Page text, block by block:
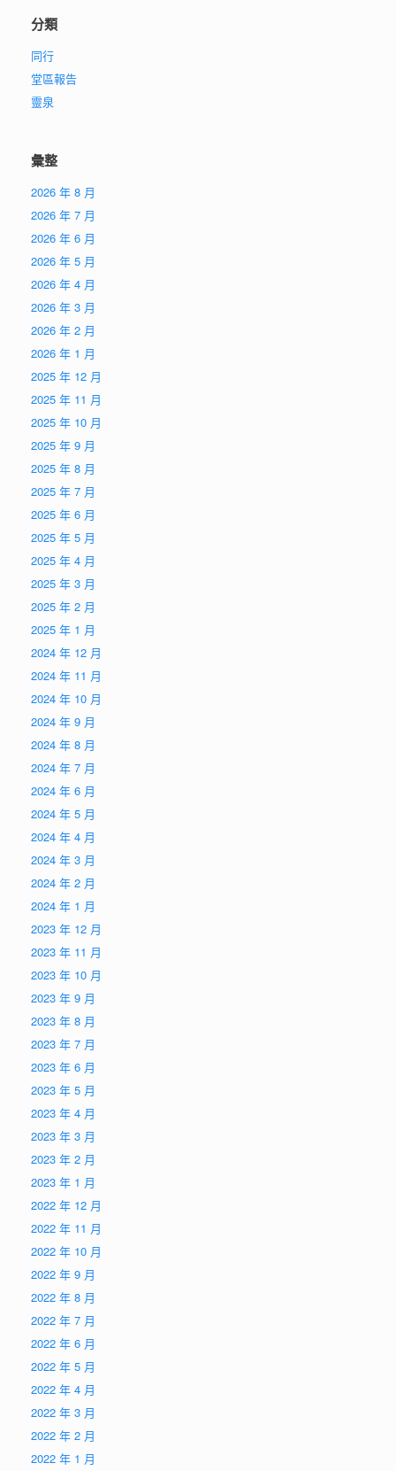
分類
同行
堂區報告
靈泉
彙整
2026 年 8 月
2026 年 7 月
2026 年 6 月
2026 年 5 月
2026 年 4 月
2026 年 3 月
2026 年 2 月
2026 年 1 月
2025 年 12 月
2025 年 11 月
2025 年 10 月
2025 年 9 月
2025 年 8 月
2025 年 7 月
2025 年 6 月
2025 年 5 月
2025 年 4 月
2025 年 3 月
2025 年 2 月
2025 年 1 月
2024 年 12 月
2024 年 11 月
2024 年 10 月
2024 年 9 月
2024 年 8 月
2024 年 7 月
2024 年 6 月
2024 年 5 月
2024 年 4 月
2024 年 3 月
2024 年 2 月
2024 年 1 月
2023 年 12 月
2023 年 11 月
2023 年 10 月
2023 年 9 月
2023 年 8 月
2023 年 7 月
2023 年 6 月
2023 年 5 月
2023 年 4 月
2023 年 3 月
2023 年 2 月
2023 年 1 月
2022 年 12 月
2022 年 11 月
2022 年 10 月
2022 年 9 月
2022 年 8 月
2022 年 7 月
2022 年 6 月
2022 年 5 月
2022 年 4 月
2022 年 3 月
2022 年 2 月
2022 年 1 月